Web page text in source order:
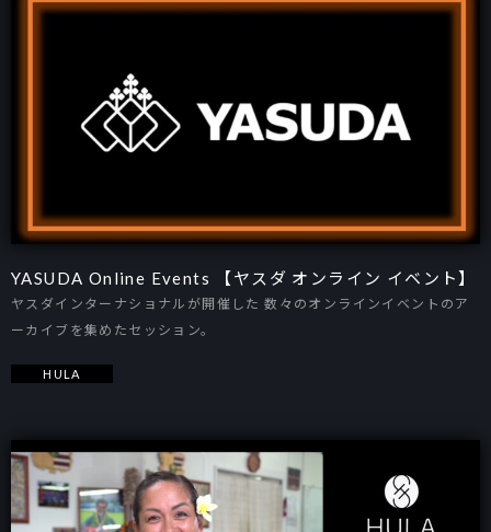
YASUDA Online Events 【ヤスダ オンライン イベント】
ヤスダインターナショナルが開催した 数々のオンラインイベントのア
ーカイブを集めたセッション。
HULA